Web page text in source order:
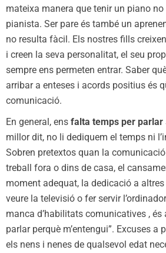
mateixa manera que tenir un piano no
pianista. Ser pare és també un
no resulta fàcil. Els nostres fills
i creen la seva personalitat, el seu
sempre ens permeten entrar. Saber
arribar a enteses i acords positius és
comunicació.
En general, ens falta temps per parlar
millor dit, no li dediquem el temps ni
Sobren pretextos quan la
treball fora o dins de casa, el
moment adequat, la dedicació a
veure la televisió o fer servir
manca d’habilitats comunicatives , és
parlar perquè m’entengui”. Excuses a
els nens i nenes de qualsevol edat